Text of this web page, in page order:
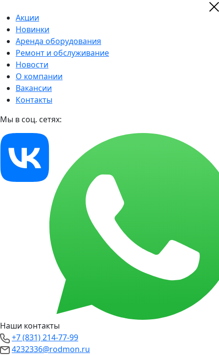
Акции
Новинки
Аренда оборудования
Ремонт и обслуживание
Новости
О компании
Вакансии
Контакты
Мы в соц. сетях:
Наши контакты
+7 (831) 214-77-99
4232336@rodmon.ru